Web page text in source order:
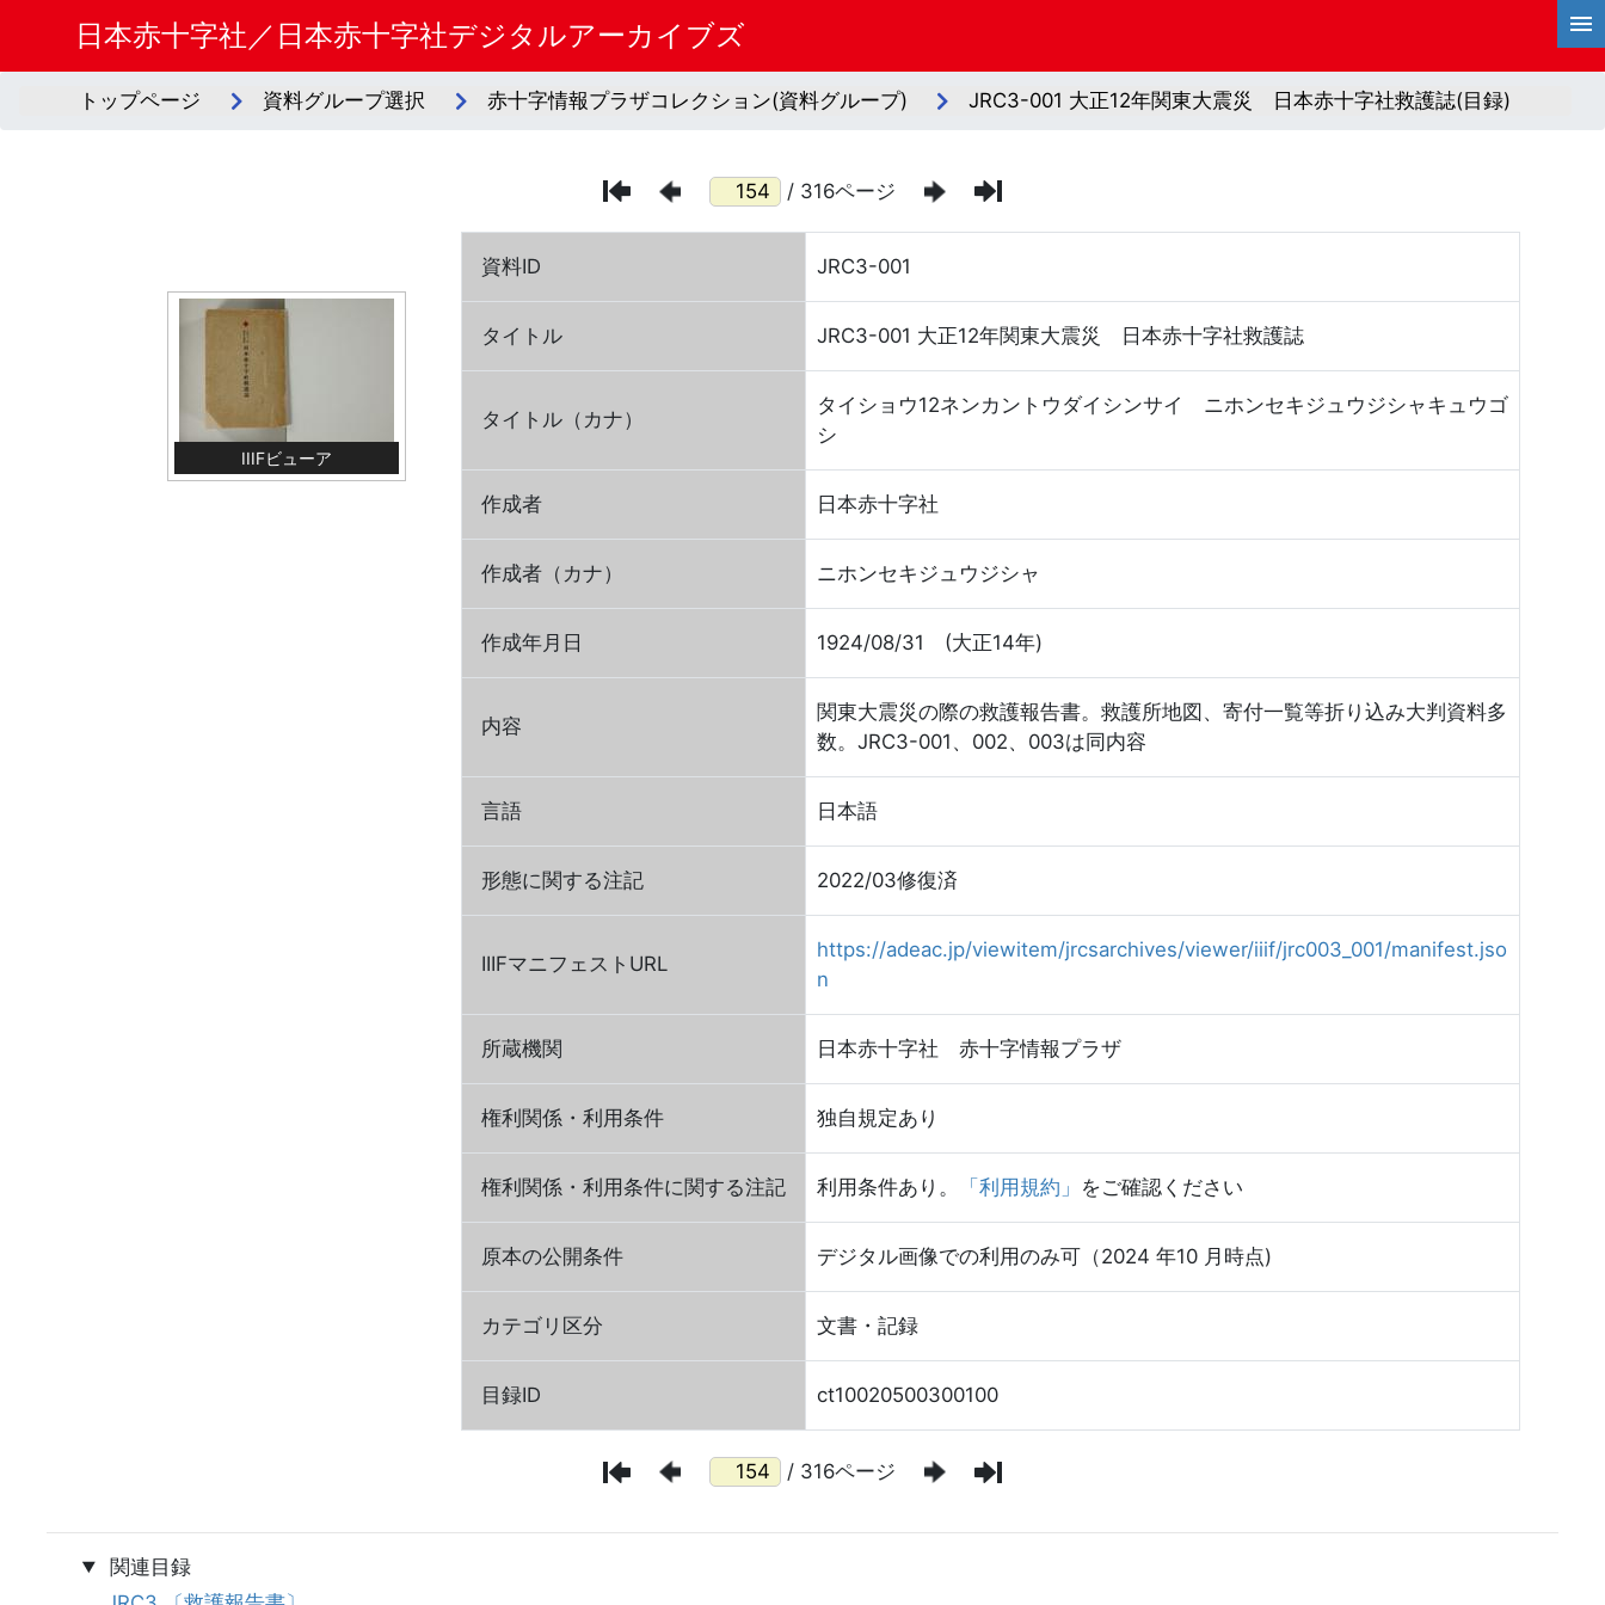
日本赤十字社／日本赤十字社デジタルアーカイブズ
トップページ 資料グループ選択 赤十字情報プラザコレクション(資料グループ) JRC3-001 大正12年関東大震災 日本赤十字社救護誌(目録)
/ 316ページ
IIIFビューア
資料ID JRC3-001
タイトル JRC3-001 大正12年関東大震災 日本赤十字社救護誌
タイトル（カナ）
タイショウ12ネンカントウダイシンサイ ニホンセキジュウジシャキュウゴ
シ
作成者 日本赤十字社
作成者（カナ） ニホンセキジュウジシャ
作成年月日 1924/08/31 (大正14年)
内容
関東大震災の際の救護報告書。救護所地図、寄付一覧等折り込み大判資料多
数。JRC3-001、002、003は同内容
言語 日本語
形態に関する注記 2022/03修復済
IIIFマニフェストURL
https://adeac.jp/viewitem/jrcsarchives/viewer/iiif/jrc003_001/manifest.jso
n
所蔵機関 日本赤十字社 赤十字情報プラザ
権利関係・利用条件 独自規定あり
権利関係・利用条件に関する注記 利用条件あり。 「利用規約」 をご確認ください
原本の公開条件 デジタル画像での利用のみ可（2024 年10 月時点)
カテゴリ区分 文書・記録
目録ID ct10020500300100
/ 316ページ
関連目録